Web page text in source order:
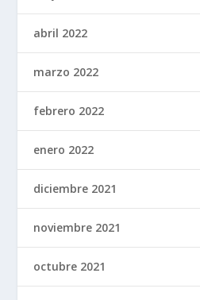
abril 2022
marzo 2022
febrero 2022
enero 2022
diciembre 2021
noviembre 2021
octubre 2021